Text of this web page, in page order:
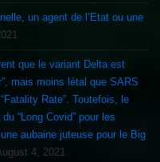
un agent de l’Etat ou une
que le variant Delta est
mais moins létal que SARS
Rate”. Toutefois, le
“Long Covid” pour les
aubaine juteuse pour le Big
4, 2021